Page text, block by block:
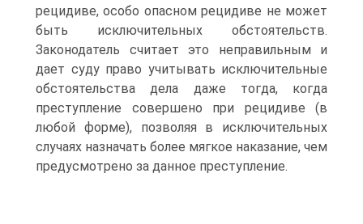
рецидиве, особо опасном рецидиве не может
быть исключительных обстоятельств.
Законодатель считает это неправильным и
дает суду право учитывать исключительные
обстоятельства дела даже тогда, когда
преступление совершено при рецидиве (в
любой форме), позволяя в исключительных
случаях назначать более мягкое наказание, чем
предусмотрено за данное преступление.